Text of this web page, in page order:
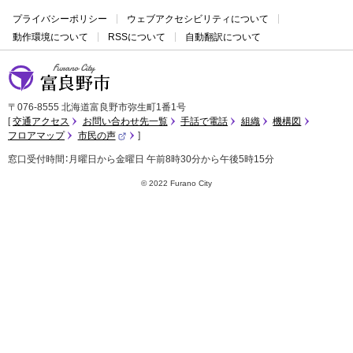
プライバシーポリシー
ウェブアクセシビリティについて
動作環境について
RSSについて 自動翻訳について
〒076-8555 北海道富良野市弥生町1番1号
交通アクセス
お問い合わせ先一覧 手話で電話 組織
機構図
フロアマップ
市民の声
外
部
窓口受付時間：月曜日から金曜日 午前8時30分から午後5時15分
© 2022 Furano City